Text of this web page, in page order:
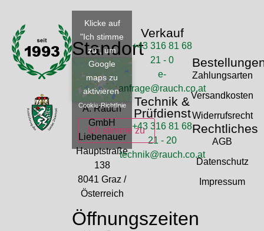
Standort
Klicke auf
"Ich stimme
zu", um
Google
maps zu
aktivieren
Cookie-Richtlinie
Ich stimme zu
A. Rauch
GmbH
Liebenauer
Hauptstraße
138
8041 Graz /
Österreich
Öffnungszeiten
Verkauf
+43 316 81 68
21 - 0
e-
anfrage@rauch.co.at
Technik &
Prüfdienst
+43 316 81 68
21 - 20
technik@rauch.co.at
Zahlungsarten
Versandkosten
Widerrufsrecht
Rechtliches
AGB
Datenschutz
Impressum